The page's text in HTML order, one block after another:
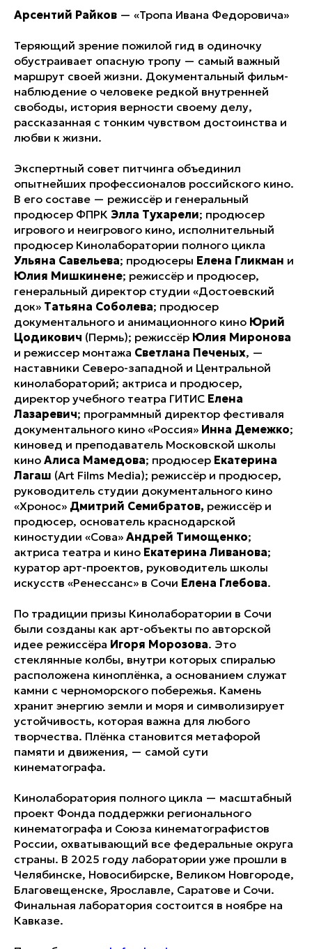
Арсентий Райков — «Тропа Ивана Федоровича»
Теряющий зрение пожилой гид в одиночку
обустраивает опасную тропу — самый важный
маршрут своей жизни. Документальный фильм-
наблюдение о человеке редкой внутренней
свободы, история верности своему делу,
рассказанная с тонким чувством достоинства и
любви к жизни.
Экспертный совет питчинга объединил
опытнейших профессионалов российского кино.
В его составе — режиссёр и генеральный
продюсер ФПРК Элла Тухарели; продюсер
игрового и неигрового кино, исполнительный
продюсер Кинолаборатории полного цикла
Ульяна Савельева; продюсеры Елена Гликман и
Юлия Мишкинене; режиссёр и продюсер,
генеральный директор студии «Достоевский
док» Татьяна Соболева; продюсер
документального и анимационного кино Юрий
Цодикович (Пермь); режиссёр Юлия Миронова
и режиссер монтажа Светлана Печеных, —
наставники Северо-западной и Центральной
кинолабораторий; актриса и продюсер,
директор учебного театра ГИТИС Елена
Лазаревич; программный директор фестиваля
документального кино «Россия» Инна Демежко;
киновед и преподаватель Московской школы
кино Алиса Мамедова; продюсер Екатерина
Лагаш (Art Films Media); режиссёр и продюсер,
руководитель студии документального кино
«Хронос» Дмитрий Семибратов, режиссёр и
продюсер, основатель краснодарской
киностудии «Сова» Андрей Тимощенко;
актриса театра и кино Екатерина Ливанова;
куратор арт-проектов, руководитель школы
искусств «Ренессанс» в Сочи Елена Глебова.
По традиции призы Кинолаборатории в Сочи
были созданы как арт-объекты по авторской
идее режиссёра Игоря Морозова. Это
стеклянные колбы, внутри которых спиралью
расположена киноплёнка, а основанием служат
камни с черноморского побережья. Камень
хранит энергию земли и моря и символизирует
устойчивость, которая важна для любого
творчества. Плёнка становится метафорой
памяти и движения, — самой сути
кинематографа.
Кинолаборатория полного цикла — масштабный
проект Фонда поддержки регионального
кинематографа и Союза кинематографистов
России, охватывающий все федеральные округа
страны. В 2025 году лаборатории уже прошли в
Челябинске, Новосибирске, Великом Новгороде,
Благовещенске, Ярославле, Саратове и Сочи.
Финальная лаборатория состоится в ноябре на
Кавказе.